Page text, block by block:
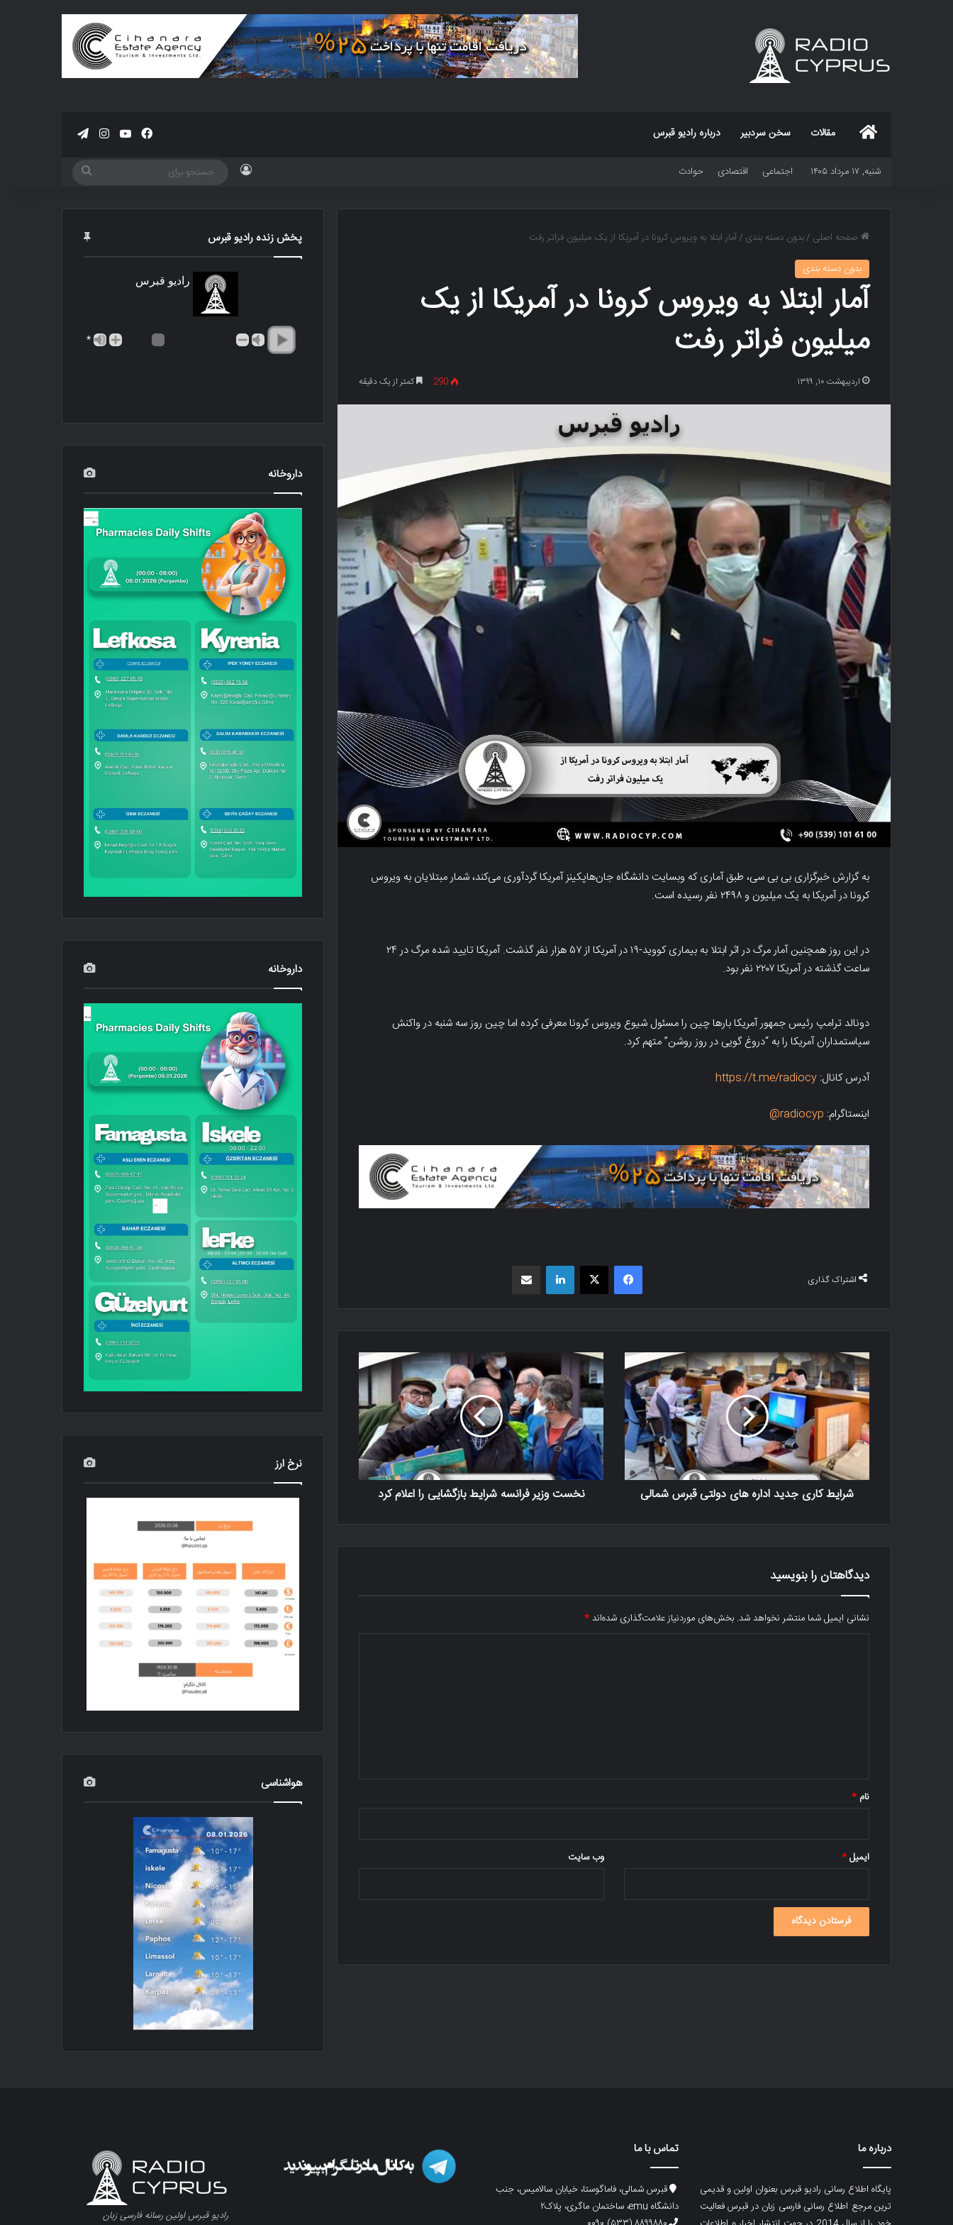
خانه مقالات سخن سردبیر درباره رادیو قبرس فیسبوکیوتیوباینستاگرام
تلگرام
شنبه, ۱۷ مرداد ۱۴۰۵ اجتماعی اقتصادی حوادث ورود
جستجو
صفحه اصلی /بدون دسته بندی /آمار ابتلا به ویروس کرونا در آمریکا از یک میلیون فراتر رفت
بدون دسته بندی
آمار ابتلا به ویروس کرونا در آمریکا از یک
میلیون فراتر رفت
اردیبهشت ۱۰, ۱۳۹۹ 290 کمتر از یک دقیقه
به گزارش خبرگزاری بی بی سی، طبق آماری که وبسایت دانشگاه جان‌هاپکینز آمریکا گردآوری می‌کند، شمار مبتلایان به ویروس
کرونا در آمریکا به یک میلیون و ۲۴۹۸ نفر رسیده است.
در این روز همچنین آمار مرگ در اثر ابتلا به بیماری کووید-۱۹ در آمریکا از ۵۷ هزار نفر گذشت. آمریکا تایید شده مرگ در ۲۴
ساعت گذشته در آمریکا ۲۲۰۷ نفر بود.
دونالد ترامپ رئیس جمهور آمریکا بارها چین را مسئول شیوع ویروس کرونا معرفی کرده اما چین روز سه شنبه در واکنش
سیاستمداران آمریکا را به “دروغ گویی در روز روشن” متهم کرد.
آدرس کانال: https://t.me/radiocy
اینستاگرام: radiocyp@
اشتراک گذاری
فیسبوک X لینکدین
شرایط کاری جدید اداره های دولتی قبرس شمالی نخست وزیر فرانسه شرایط بازگشایی را اعلام کرد
دیدگاهتان را بنویسید
نشانی ایمیل شما منتشر نخواهد شد. بخش‌های موردنیاز علامت‌گذاری شده‌اند*
نام *
ایمیل* وب‌ سایت
پخش زنده رادیو قبرس
رادیو قبرس
*
داروخانه
داروخانه
نرخ ارز
هواشناسی
درباره ما
پایگاه اطلاع رسانی رادیو قبرس بعنوان اولین و قدیمی
ترین مرجع اطلاع رسانی فارسی زبان در قبرس فعالیت
تماس با ما
قبرس شمالی، فاماگوستا، خیابان سالامیس، جنب
دانشگاه emu، ساختمان ماگری، پلاک۲
رادیو قبرس اولین رسانه فارسی زبان